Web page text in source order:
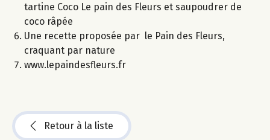
tartine Coco Le pain des Fleurs et saupoudrer de
coco râpée
Une recette proposée par le Pain des Fleurs,
craquant par nature
www.lepaindesfleurs.fr
Retour à la liste